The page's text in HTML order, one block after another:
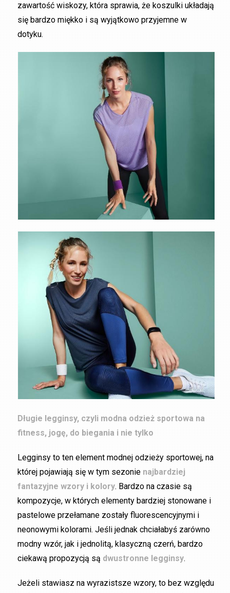
zawartość wiskozy, która sprawia, że koszulki układają
się bardzo miękko i są wyjątkowo przyjemne w
dotyku.
Długie legginsy, czyli modna odzież sportowa na
fitness, jogę, do biegania i nie tylko
Legginsy to ten element modnej odzieży sportowej, na
której pojawiają się w tym sezonie najbardziej
fantazyjne wzory i kolory. Bardzo na czasie są
kompozycje, w których elementy bardziej stonowane i
pastelowe przełamane zostały fluorescencyjnymi i
neonowymi kolorami. Jeśli jednak chciałabyś zarówno
modny wzór, jak i jednolitą, klasyczną czerń, bardzo
ciekawą propozycją są dwustronne legginsy.
Jeżeli stawiasz na wyrazistsze wzory, to bez względu